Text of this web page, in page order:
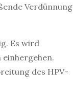
Verdünnung
Es wird
des HPV-